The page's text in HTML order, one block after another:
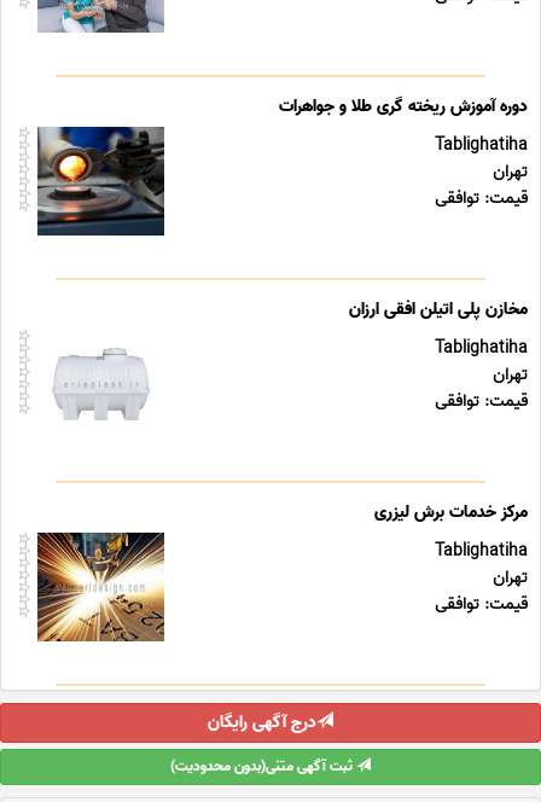
دوره آموزش ریخته گری طلا و جواهرات
Tablighatiha
تهران
قیمت: توافقی
مخازن پلی اتیلن افقی ارزان
Tablighatiha
تهران
قیمت: توافقی
مرکز خدمات برش لیزری
Tablighatiha
تهران
قیمت: توافقی
درج آگهی رایگان
ثبت آگهی متنی(بدون محدودیت)